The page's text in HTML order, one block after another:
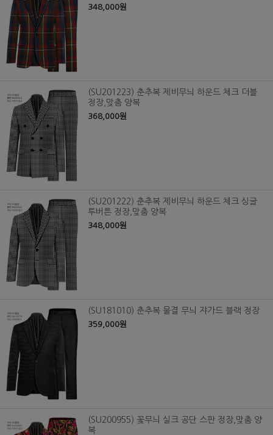
348,000원
(SU201223) 춘추복 제비무늬 하운드 체크 더블
정장,맞춤 양복
368,000원
(SU201222) 춘추복 제비무늬 하운드 체크 싱글
투버튼 정장,맞춤 양복
348,000원
(SU181010) 춘추복 물결 무늬 쟈가드 블랙 정장
359,000원
(SU200955) 꽃무늬 실크 공단 스판 정장,맞춤 양
복